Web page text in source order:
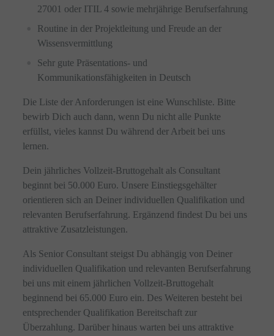
27001 oder ITIL 4 sowie mehrjährige Berufserfahrung
Routine in der Projektleitung und Freude an der
Wissensvermittlung
Sehr gute Präsentations- und
Kommunikationsfähigkeiten in Deutsch
Die Liste der Anforderungen ist eine Wunschliste. Bitte
bewirb Dich auch dann, wenn Du nicht alle Punkte
erfüllst, vieles kannst Du während der Arbeit bei uns
lernen.
Dein jährliches Vollzeit-Bruttogehalt als Consultant
beginnt bei 50.000 Euro. Unsere Einstiegsgehälter
orientieren sich an Deiner individuellen Qualifikation und
relevanten Berufserfahrung. Ergänzend findest Du bei uns
attraktive Zusatzleistungen.
Als Senior Consultant steigst Du abhängig von Deiner
individuellen Qualifikation und relevanten Berufserfahrung
bei uns mit einem jährlichen Vollzeit-Bruttogehalt
beginnend bei 65.000 Euro ein. Des Weiteren besteht bei
entsprechender Qualifikation Bereitschaft zur
Überzahlung. Darüber hinaus warten bei uns attraktive